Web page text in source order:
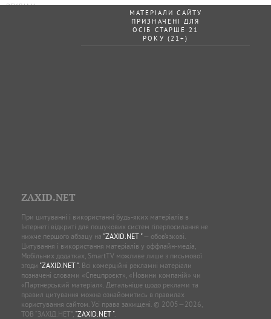
МАТЕРІАЛИ САЙТУ
ПРИЗНАЧЕНІ ДЛЯ
ОСІБ СТАРШЕ 21
РОКУ (21+)
ZAXID.NET
При цитуванні і використанні будь-яких матеріалів в
Інтернеті відкриті для пошукових систем гіперпосилання не
нижче першого абзацу на "ZAXID.NET "— обов’язкові.
Цитування і використання матеріалів у оффлайн-медіа,
Мобільних додатках, SmartTV можливе лише з письмової
згоди "ZAXID.NET ". Всі комерційні рекламні матеріали
позначені словами «Спецпроєкт», «Новини компаній» чи
«Партнерський матеріал». Детальніше щодо реклами та
правил цитування можна ознайомитись в правилах
користування сайтом. Усі права захищені. © 2005—2026,
ТОВ “ЗАХІД.НЕТ”, "ZAXID.NET ".